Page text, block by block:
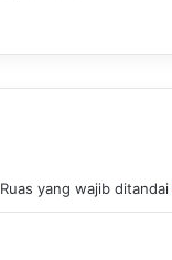
Ruas yang wajib ditandai